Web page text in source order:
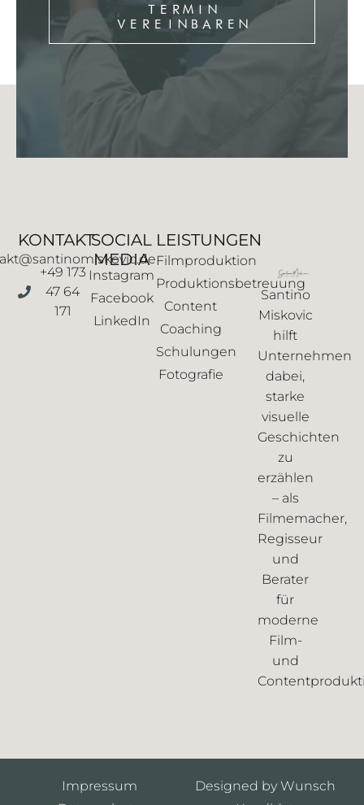
TERMIN
VEREINBAREN
KONTAKT
+49 173
47 64
171
SOCIAL
MEDIA
Instagram
Facebook
LinkedIn
LEISTUNGEN
Filmproduktion
Produktionsbetreuung
Content
Coaching
Schulungen
Fotografie
Santino
Miskovic
hilft
Unternehmen
dabei,
starke
visuelle
Geschichten
zu
erzählen
– als
Filmemacher,
Regisseur
und
Berater
für
moderne
Film-
und
Impressum
Designed by Wunsch